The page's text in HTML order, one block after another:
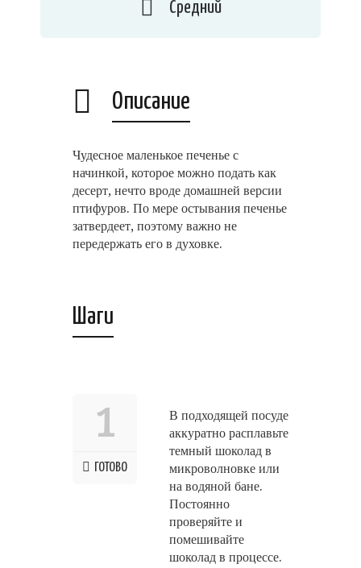
Средний
Описание
Чудесное маленькое печенье с
начинкой, которое можно подать как
десерт, нечто вроде домашней версии
птифуров. По мере остывания печенье
затвердеет, поэтому важно не
передержать его в духовке.
Шаги
1
ГОТОВО
В подходящей посуде
аккуратно расплавьте
темный шоколад в
микроволновке или
на водяной бане.
Постоянно
проверяйте и
помешивайте
шоколад в процессе.